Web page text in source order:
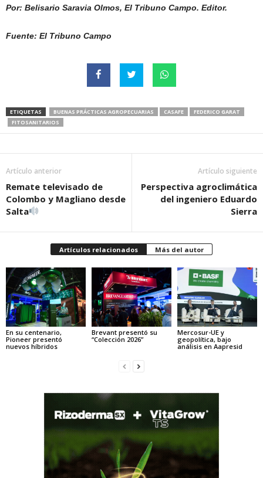
Por: Belisario Saravia Olmos, El Tribuno Campo. Editor.
Fuente: El Tribuno Campo
ETIQUETAS BUENAS PRÁCTICAS AGROPECUARIAS CASAFE
FEDERICO GARAT
FITOSANITARIOS
Artículo anterior
Remate televisado de
Colombo y Magliano desde
Salta
Artículo siguiente
Perspectiva agroclimática
del ingeniero Eduardo
Sierra
Artículos relacionados Más del autor
En su centenario,
Pioneer presentó
nuevos híbridos
Brevant presentó su
“Colección 2026”
Mercosur-UE y
geopolítica, bajo
análisis en Aapresid